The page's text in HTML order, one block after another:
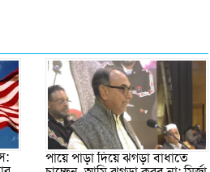
পায়ে পাড়া দিয়ে ঝগড়া বাধাতে